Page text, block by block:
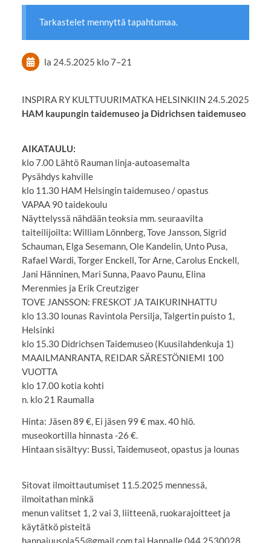
Tarkastelet mennyttä tapahtumaa.
la 24.5.2025 klo 7–21
INSPIRA RY KULTTUURIMATKA HELSINKIIN 24.5.2025
HAM kaupungin taidemuseo ja Didrichsen taidemuseo
AIKATAULU:
klo 7.00 Lähtö Rauman linja-autoasemalta
Pysähdys kahville
klo 11.30 HAM Helsingin taidemuseo / opastus
VAPAA 90 taidekoulu
Näyttelyssä nähdään teoksia mm. seuraavilta
taiteilijoilta: William Lönnberg, Tove Jansson, Sigrid
Schauman, Elga Sesemann, Ole Kandelin, Unto Pusa,
Rafael Wardi, Torger Enckell, Tor Arne, Carolus Enckell,
Jani Hänninen, Mari Sunna, Paavo Paunu, Elina
Merenmies ja Erik Creutziger
TOVE JANSSON: FRESKOT JA TAIKURINHATTU
klo 13.30 lounas Ravintola Persilja, Talgertin puisto 1,
Helsinki
klo 15.30 Didrichsen Taidemuseo (Kuusilahdenkuja 1)
MAAILMANRANTA, REIDAR SÄRESTÖNIEMI 100
VUOTTA
klo 17.00 kotia kohti
n. klo 21 Raumalla
Hinta: Jäsen 89 €, Ei jäsen 99 € max. 40 hlö.
museokortilla hinnasta -26 €.
Hintaan sisältyy: Bussi, Taidemuseot, opastus ja lounas
Sitovat ilmoittautumiset 11.5.2025 mennessä,
ilmoitathan minkä
menun valitset 1, 2 vai 3, liitteenä, ruokarajoitteet ja
käytätkö pisteitä
hannajuusola55@gmail.com tai Hannalle 044 2530028